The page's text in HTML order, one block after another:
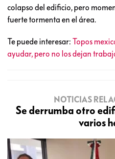
colapso del edificio, pero
fuerte tormenta en el área.
Te puede interesar: Topos
ayudar, pero no los dejan
NOTICIAS
Se derrumba otro
varios